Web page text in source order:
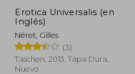
Erotica Universalis (en
Inglés)
Néret, Gilles
(3)
Taschen, 2013, Tapa Dura,
Nuevo